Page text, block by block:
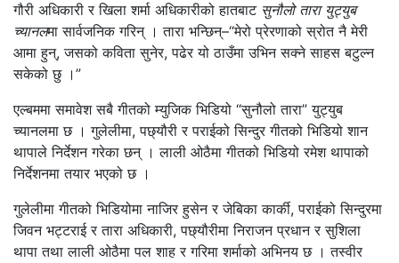
गौरी अधिकारी र खिला शर्मा अधिकारीको हातबाट सुनौलो तारा युट्युब
च्यानलमा सार्वजनिक गरिन् । तारा भन्छिन्–“मेरो प्रेरणाको स्रोत नै मेरी
आमा हुन्, जसको कविता सुनेर, पढेर यो ठाउँमा उभिन सक्ने साहस बटुल्न
सकेको छु ।”
एल्बममा समावेश सबै गीतको म्युजिक भिडियो “सुनौलो तारा” युट्युब
च्यानलमा छ । गुलेलीमा, पछ्यौरी र पराईको सिन्दुर गीतको भिडियो शान
थापाले निर्देशन गरेका छन् । लाली ओठैमा गीतको भिडियो रमेश थापाको
निर्देशनमा तयार भएको छ ।
गुलेलीमा गीतको भिडियोमा नाजिर हुसेन र जेबिका कार्की, पराईको सिन्दुरमा
जिवन भट्टराई र तारा अधिकारी, पछ्यौरीमा निराजन प्रधान र सुशिला
थापा तथा लाली ओठैमा पल शाह र गरिमा शर्माको अभिनय छ । तस्वीर